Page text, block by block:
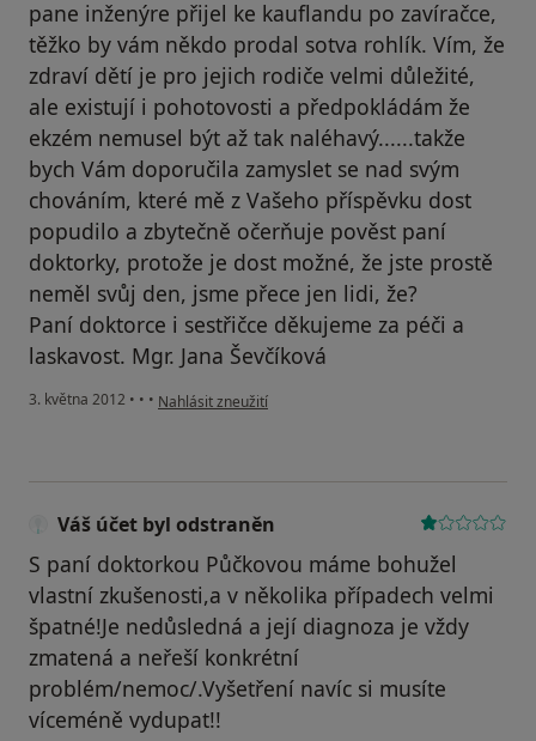
pane inženýre přijel ke kauflandu po zavíračce,
těžko by vám někdo prodal sotva rohlík. Vím, že
zdraví dětí je pro jejich rodiče velmi důležité,
ale existují i pohotovosti a předpokládám že
ekzém nemusel být až tak naléhavý......takže
bych Vám doporučila zamyslet se nad svým
chováním, které mě z Vašeho příspěvku dost
popudilo a zbytečně očerňuje pověst paní
doktorky, protože je dost možné, že jste prostě
neměl svůj den, jsme přece jen lidi, že?
Paní doktorce i sestřičce děkujeme za péči a
laskavost. Mgr. Jana Ševčíková
3. května 2012 • • • podle názoru uživatele Váš účet byl odstraněn
Nahlásit zneužití
Váš účet byl odstraněn
S paní doktorkou Půčkovou máme bohužel
vlastní zkušenosti,a v několika případech velmi
špatné!Je nedůsledná a její diagnoza je vždy
zmatená a neřeší konkrétní
problém/nemoc/.Vyšetření navíc si musíte
víceméně vydupat!!